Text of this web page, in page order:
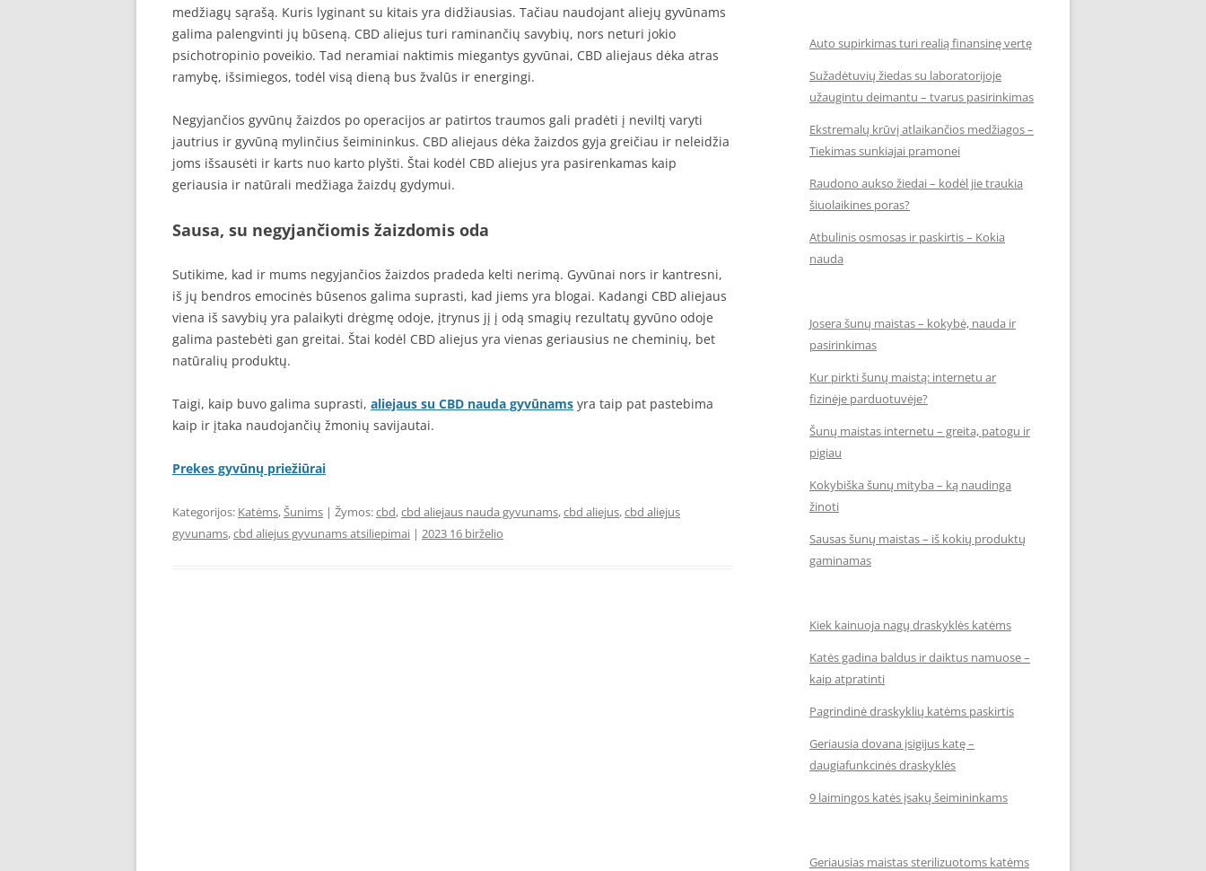
medžiagų sąrašą. Kuris lyginant su kitais yra didžiausias. Tačiau naudojant aliejų gyvūnams
galima palengvinti jų būseną. CBD aliejus turi raminančių savybių, nors neturi jokio
psichotropinio poveikio. Tad neramiai naktimis miegantys gyvūnai, CBD aliejaus dėka atras
ramybę, išsimiegos, todėl visą dieną bus žvalūs ir energingi.
Negyjančios gyvūnų žaizdos po operacijos ar patirtos traumos gali pradėti į neviltį varyti
jautrius ir gyvūną mylinčius šeimininkus. CBD aliejaus dėka žaizdos gyja greičiau ir neleidžia
joms išsausėti ir karts nuo karto plyšti. Štai kodėl CBD aliejus yra pasirenkamas kaip
geriausia ir natūrali medžiaga žaizdų gydymui.
Sausa, su negyjančiomis žaizdomis oda
Sutikime, kad ir mums negyjančios žaizdos pradeda kelti nerimą. Gyvūnai nors ir kantresni,
iš jų bendros emocinės būsenos galima suprasti, kad jiems yra blogai. Kadangi CBD aliejaus
viena iš savybių yra palaikyti drėgmę odoje, įtrynus jį į odą smagių rezultatų gyvūno odoje
galima pastebėti gan greitai. Štai kodėl CBD aliejus yra vienas geriausius ne cheminių, bet
natūralių produktų.
Taigi, kaip buvo galima suprasti, aliejaus su CBD nauda gyvūnams yra taip pat pastebima
kaip ir įtaka naudojančių žmonių savijautai.
Prekes gyvūnų priežiūrai
Kategorijos: Katėms,Šunims | Žymos:cbd,cbd aliejaus nauda gyvunams,cbd aliejus,cbd aliejus
gyvunams,cbd aliejus gyvunams atsiliepimai | 2023 16 birželio
Auto supirkimas turi realią finansinę vertę
Sužadėtuvių žiedas su laboratorijoje
užaugintu deimantu – tvarus pasirinkimas
Ekstremalų krūvį atlaikančios medžiagos –
Tiekimas sunkiajai pramonei
Raudono aukso žiedai – kodėl jie traukia
šiuolaikines poras?
Atbulinis osmosas ir paskirtis – Kokia
nauda
Josera šunų maistas – kokybė, nauda ir
pasirinkimas
Kur pirkti šunų maistą: internetu ar
fizinėje parduotuvėje?
Šunų maistas internetu – greita, patogu ir
pigiau
Kokybiška šunų mityba – ką naudinga
žinoti
Sausas šunų maistas – iš kokių produktų
gaminamas
Kiek kainuoja nagų draskyklės katėms
Katės gadina baldus ir daiktus namuose –
kaip atpratinti
Pagrindinė draskyklių katėms paskirtis
Geriausia dovana įsigijus katę –
daugiafunkcinės draskyklės
9 laimingos katės įsakų šeimininkams
Geriausias maistas sterilizuotoms katėms